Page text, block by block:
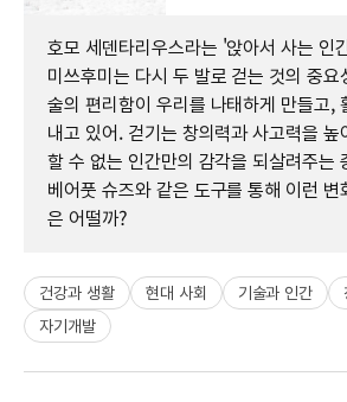
호모 세덴타리우스라는 '앉아서 사는 인
미쓰후미는 다시 두 발로 걷는 것의 중요
술의 편리함이 우리를 나태하게 만들고,
내고 있어. 걷기는 창의력과 사고력을 높
할 수 없는 인간만의 감각을 되살려주는
베어풋 슈즈와 같은 도구를 통해 이런 변
은 어떨까?
건강과 생활 현대 사회 기술과 인간
자기개발